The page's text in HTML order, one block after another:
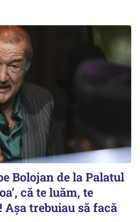
Bolojan de la Palatul
că te luăm, te
trebuiau să facă